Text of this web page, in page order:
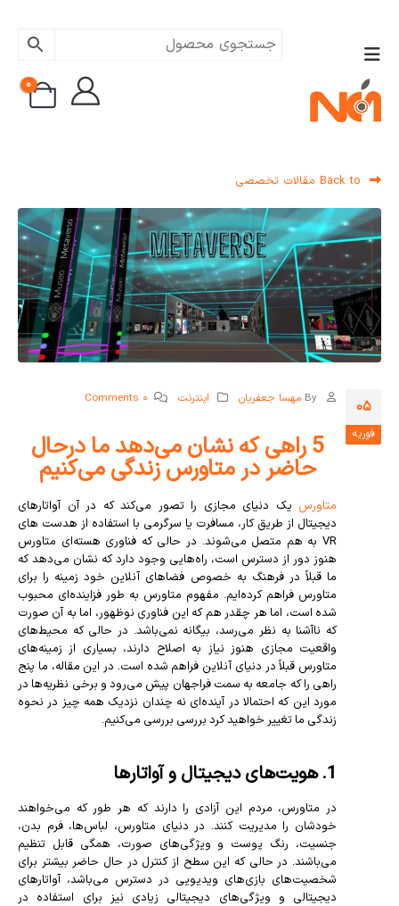
0
05
فوریه
By مهسا جعفریان اینترنت 0 Comments
5 راهی که نشان می‌دهد ما درحال
حاضر در متاورس زندگی می‌کنیم
متاورس یک دنیای مجازی را تصور می‌کند که در آن آواتارهای
دیجیتال از طریق کار، مسافرت یا سرگرمی با استفاده از هدست های
VR به هم متصل می‌شوند. در حالی که فناوری هسته‌ای متاورس
هنوز دور از دسترس است، راه‌هایی وجود دارد که نشان می‌دهد که
ما قبلاً در فرهنگ به خصوص فضاهای آنلاین خود زمینه را برای
متاورس فراهم کرده‌ایم. مفهوم متاورس به طور فزاینده‌ای محبوب
شده است، اما هر چقدر هم که این فناوری نوظهور، اما به آن صورت
که ناآشنا به نظر می‌رسد، بیگانه نمی‌باشد. در حالی که محیط‌های
واقعیت مجازی هنوز نیاز به اصلاح دارند، بسیاری از زمینه‌های
متاورس قبلاً در دنیای آنلاین فراهم شده است. در این مقاله، ما پنج
راهی را که جامعه به سمت فراجهان پیش می‌رود و برخی نظریه‌ها در
مورد این که احتمالا در آینده‌ای نه چندان نزدیک همه چیز در نحوه
زندگی ما تغییر خواهید کرد بررسی بررسی می‌کنیم.
1. هویت‌های دیجیتال و آواتارها
در متاورس، مردم این آزادی را دارند که هر طور که می‌خواهند
خودشان را مدیریت کنند. در دنیای متاورس، لباس‌ها، فرم بدن،
جنسیت، رنگ پوست و ویژگی‌های صورت، همگی قابل تنظیم
می‌باشند. در حالی که این سطح از کنترل در حال حاضر بیشتر برای
شخصیت‌های بازی‌های ویدیویی در دسترس می‌باشد، آواتارهای
دیجیتالی و ویژگی‌های دیجیتالی زیادی نیز برای استفاده در